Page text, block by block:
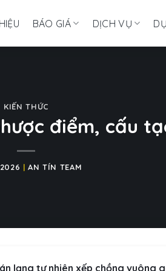
BÁO GIÁ DỊCH VỤ
KIẾN THỨC
điểm, cấu
|AN TÍN TEAM
lạng tự nhiên xếp chồng vuông